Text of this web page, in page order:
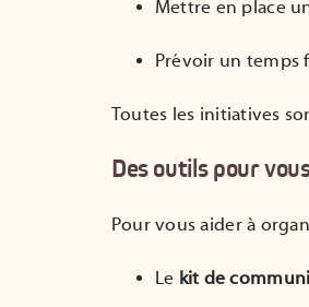
Mettre en place
Prévoir un temps
Toutes les initiatives
Des outils pour
Pour vous aider à
Le kit de